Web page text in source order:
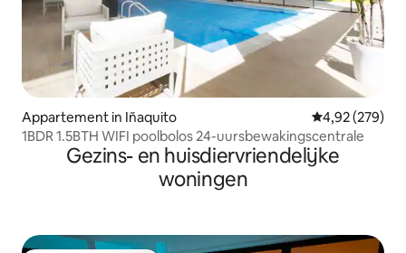
Appartement in Iñaquito Gemiddelde
4,92 (279)
1BDR 1.5BTH WIFI poolbolos 24-uursbewakingscentrale
Gezins- en huisdiervriendelijke
woningen